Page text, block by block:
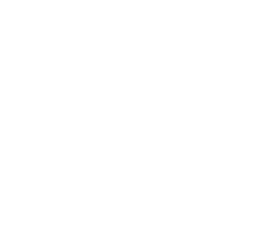
Çebi,Erdi